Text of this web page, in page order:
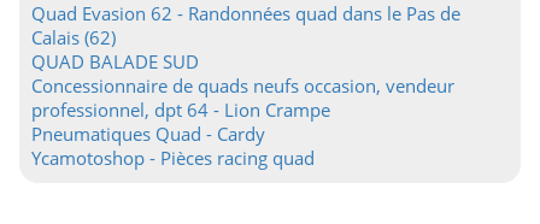
Quad Evasion 62 - Randonnées quad dans le Pas de
Calais (62)
QUAD BALADE SUD
Concessionnaire de quads neufs occasion, vendeur
professionnel, dpt 64 - Lion Crampe
Pneumatiques Quad - Cardy
Ycamotoshop - Pièces racing quad